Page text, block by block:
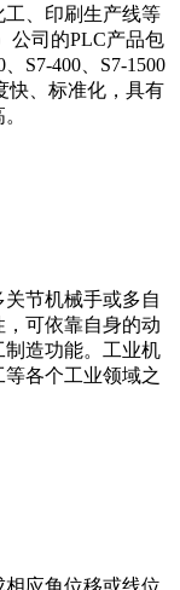
、印刷生产线等
公司的PLC产品包
S7-400、S7-1500
快、标准化，具有
节机械手或多自
可依靠自身的动
造功能。工业机
各个工业领域之